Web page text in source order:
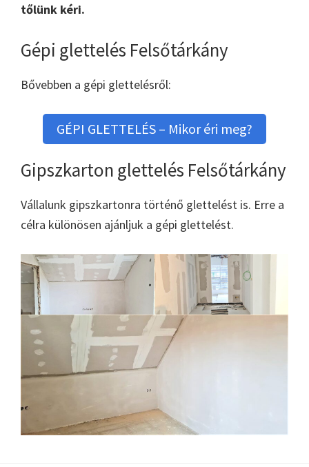
tőlünk kéri.
Gépi glettelés Felsőtárkány
Bővebben a gépi glettelésről:
GÉPI GLETTELÉS – Mikor éri meg?
Gipszkarton glettelés Felsőtárkány
Vállalunk gipszkartonra történő glettelést is. Erre a
célra különösen ajánljuk a gépi glettelést.